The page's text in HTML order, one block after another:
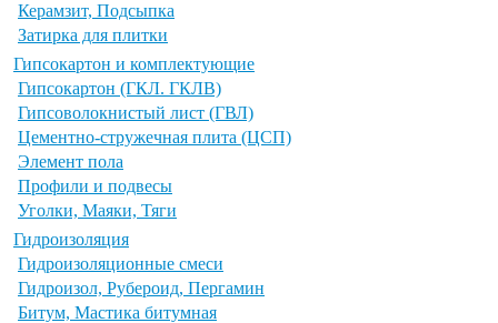
Керамзит, Подсыпка
Затирка для плитки
Гипсокартон и комплектующие
Гипсокартон (ГКЛ. ГКЛВ)
Гипсоволокнистый лист (ГВЛ)
Цементно-стружечная плита (ЦСП)
Элемент пола
Профили и подвесы
Уголки, Маяки, Тяги
Гидроизоляция
Гидроизоляционные смеси
Гидроизол, Рубероид, Пергамин
Битум, Мастика битумная